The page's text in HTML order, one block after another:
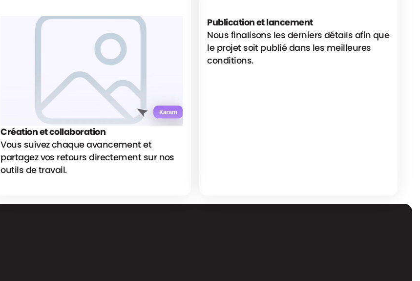
Création et collaboration
Vous suivez chaque avancement et
partagez vos retours directement sur nos
outils de travail.
Publication et lancement
Nous finalisons les derniers détails afin que
le projet soit publié dans les meilleures
conditions.